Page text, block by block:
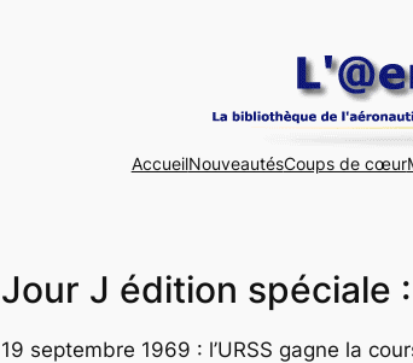
AccueilNouveautésCoups de cœur
Jour J édition spéciale
19 septembre 1969 : l’URSS gagne la